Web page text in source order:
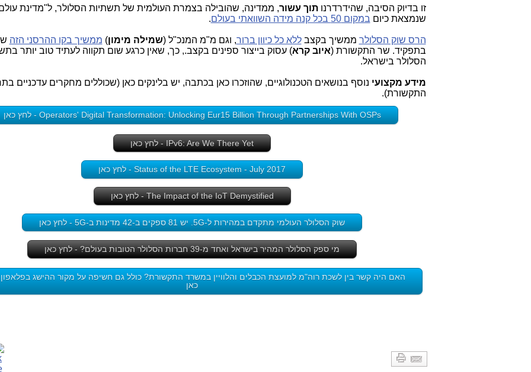
זו בדיוק הסיבה, שהידרדרנותוך עשור, ממדינה, שהובילה בצמרת העולמית של תשתיות הסלולר, ל"מדינת
שנמצאת כיום במקום 50 בכל קנה מידה השוואתי בעולם .
הרס שוק הסלולר ממשיך בקצבללא כל כיוון ברור, וגם מ"מ המנכ"ל (שמילה מימון) ממשיך בקו ההרסני הזה
בתפקיד. שר התקשורת (איוב קרא) עסוק בייצור ספינים בקצב., כך, שאין כרגע שום תקווה לעתיד טוב יותר
הסלולר בישראל.
מידע מקצועי נוסף בנושאים הטכנולוגיים, שהוזכרו כאן בכתבה, יש בלינקים כאן (שכוללים מחקרים עדכניים
התקשורת).
Operators' Digital Transformation: Unlocking Eur15 Billion Through Partnerships With OSPs - לחץ כאן
IPv6: Are We There Yet - לחץ כאן
Status of the LTE Ecosystem - July 2017 - לחץ כאן
The Impact of the IoT Demystified - לחץ כאן
שוק הסלולר העולמי מתקדם במהירות ל-5G. יש 81 ספקים ב-42 מדינות ב-5G - לחץ כאן
מי ספק הסלולר המהיר בישראל ואחד מ-39 חברות הסלולר הטובות בעולם? - לחץ כאן
האם היה קשר בין לשכת רוה"מ למועצת הכבלים והלוויין במשרד התקשורת? כולל גם חשיפה על מקור ההישג
כאן